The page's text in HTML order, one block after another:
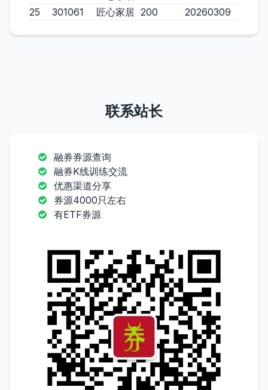
25
301061 匠心家居 200 20260309
联系站长
融券券源查询
融券K线训练交流
优惠渠道分享
券源4000只左右
有ETF券源